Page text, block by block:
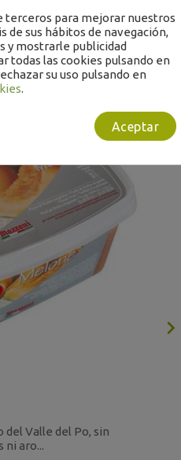
del Valle del Po, sin
ni aro...
terceros para mejorar nuestros
de sus hábitos de navegación,
y mostrarle publicidad
todas las cookies pulsando en
su uso pulsando en
.
Aceptar